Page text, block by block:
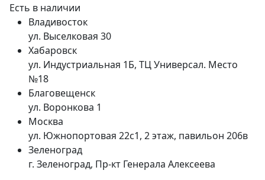
Есть в наличии
Владивосток
ул. Выселковая 30
Хабаровск
ул. Индустриальная 1Б, ТЦ Универсал. Место
№18
Благовещенск
ул. Воронкова 1
Москва
ул. Южнопортовая 22с1, 2 этаж, павильон 206в
Зеленоград
г. Зеленоград, Пр-кт Генерала Алексеева